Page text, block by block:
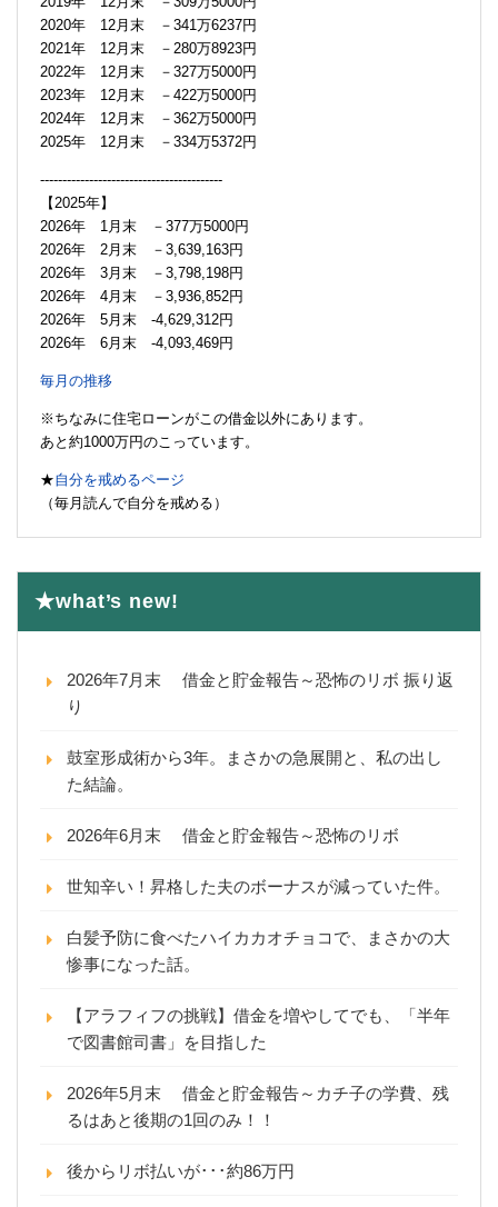
2020年 12月末 －341万6237円
2021年 12月末 －280万8923円
2022年 12月末 －327万5000円
2023年 12月末 －422万5000円
2024年 12月末 －362万5000円
2025年 12月末 －334万5372円
-----------------------------------------
【2025年】
2026年 1月末 －377万5000円
2026年 2月末 －3,639,163円
2026年 3月末 －3,798,198円
2026年 4月末 －3,936,852円
2026年 5月末 -4,629,312円
2026年 6月末 -4,093,469円
毎月の推移
※ちなみに住宅ローンがこの借金以外にあります。
あと約1000万円のこっています。
★自分を戒めるページ
（毎月読んで自分を戒める）
★what’s new!
2026年7月末 借金と貯金報告～恐怖のリボ 振り返
り
鼓室形成術から3年。まさかの急展開と、私の出し
た結論。
2026年6月末 借金と貯金報告～恐怖のリボ
世知辛い！昇格した夫のボーナスが減っていた件。
白髪予防に食べたハイカカオチョコで、まさかの大
惨事になった話。
【アラフィフの挑戦】借金を増やしてでも、「半年
で図書館司書」を目指した
2026年5月末 借金と貯金報告～カチ子の学費、残
るはあと後期の1回のみ！！
後からリボ払いが･･･約86万円